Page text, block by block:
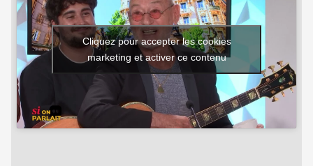
Cliquez pour accepter les cookies
marketing et activer ce contenu